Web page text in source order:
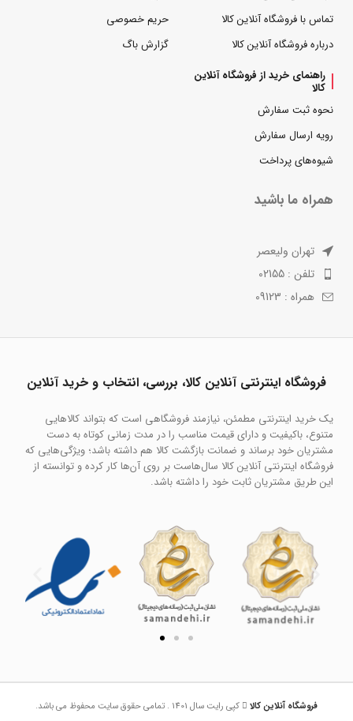
تماس با فروشگاه آنلاین کالا
درباره فروشگاه آنلاین کالا
حریم خصوصی
گزارش باگ
راهنمای خرید از فروشگاه آنلاین
کالا
نحوه ثبت سفارش
رویه ارسال سفارش
شیوه‌های پرداخت
همراه ما باشید
تهران ولیعصر
تلفن : 02155
همراه : 09123
فروشگاه اینترنتی آنلاین کالا، بررسی، انتخاب و خرید آنلاین
یک خرید اینترنتی مطمئن، نیازمند فروشگاهی است که بتواند کالاهایی
متنوع، باکیفیت و دارای قیمت مناسب را در مدت زمانی کوتاه به دست
مشتریان خود برساند و ضمانت بازگشت کالا هم داشته باشد؛ ویژگی‌هایی که
فروشگاه اینترنتی آنلاین کالا سال‌هاست بر روی آن‌ها کار کرده و توانسته از
این طریق مشتریان ثابت خود را داشته باشد.
فروشگاه آنلاین کالا کپی رایت سال 1401 . تمامی حقوق سایت محفوظ می باشد.